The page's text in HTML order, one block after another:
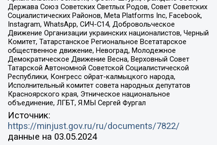
Держава Союз Советских Светлых Родов, Совет Советских
Социалистических Районов, Meta Platforms Inc, Facebook,
Instagram, WhatsApp, СИЧ-С14, Добровольческое
Движение Организации украинских националистов, Черный
Комитет, Татарстанское Региональное Всетатарское
общественное движение, Невоград, Молодежное
Демократическое Движение Весна, Верховный Совет
Татарской Автономной Советской Социалистической
Республики, Конгресс ойрат-калмыцкого народа,
Исполнительный комитет совета народных депутатов
Красноярского края, Этническое национальное
объединение, ЛГБТ, Я.МЫ Сергей Фургал
Источник:
https://minjust.gov.ru/ru/documents/7822/
данные на 03.05.2024